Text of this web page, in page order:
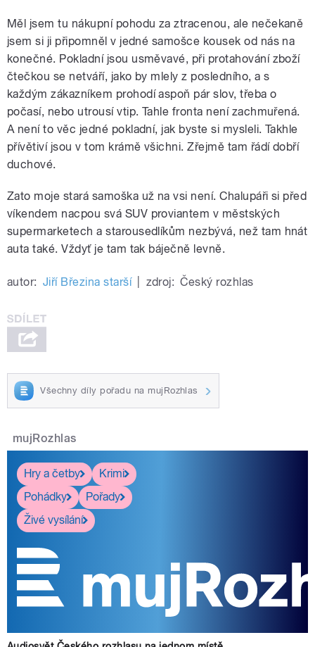
Měl jsem tu nákupní pohodu za ztracenou, ale nečekaně
jsem si ji připomněl v jedné samošce kousek od nás na
konečné. Pokladní jsou usměvavé, při protahování zboží
čtečkou se netváří, jako by mlely z posledního, a s
každým zákazníkem prohodí aspoň pár slov, třeba o
počasí, nebo utrousí vtip. Tahle fronta není zachmuřená.
A není to věc jedné pokladní, jak byste si mysleli. Takhle
přívětiví jsou v tom krámě všichni. Zřejmě tam řádí dobří
duchové.
Zato moje stará samoška už na vsi není. Chalupáři si před
víkendem nacpou svá SUV proviantem v městských
supermarketech a starousedlíkům nezbývá, než tam hnát
auta také. Vždyť je tam tak báječně levně.
autor: Jiří Březina starší zdroj: Český rozhlas
Všechny díly pořadu na mujRozhlas
mujRozhlas
Hry a četby
Krimi
Pohádky
Pořady
Živé vysílání